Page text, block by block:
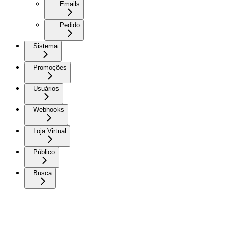
Emails
Pedido
Sistema
Promoções
Usuários
Webhooks
Loja Virtual
Público
Busca